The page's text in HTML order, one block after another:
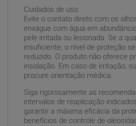
Cuidados de uso
Evite o contato direto com os
enxágue com água em
pele irritada ou lesionada. Se a
insuficiente, o nível de proteção
reduzido. O produto não oferece
insolação. Em caso de irritação,
procure orientação médica.
Siga rigorosamente as
intervalos de reaplicação
garantir a máxima eficácia da
benefícios de controle de